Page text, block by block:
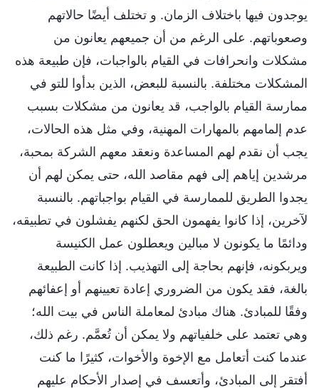
يوجدون فيها باختلاف الزمان. و تختلف أيضًا حالاتهم
وصعوباتهم. على الرغم من أن جميعهم يعانون من
مشكلات وانحرافات في القيام بالواجبات، فإن طبيعة هذه
المشكلات مختلفة. بالنسبة للبعض، الذين بدأوا للتو في
ممارسة القيام بالواجب، قد يعانون من مشكلات بسبب
عدم إلمامهم بالمهارات المهنية، وفي مثل هذه الحالات،
يجب أن نقدم لهم المساعدة ونعقد معهم الشركة بمحبة،
مرشدين إياهم إلى فهم مقاصد الله، حتى يمكن لهم أن
يجدوا الطريق للممارسة في القيام بواجباتهم. بالنسبة
لآخرين، إذا كانوا يفهمون الحق لكنهم يفشلون في تطبيقه،
ودائمًا ما يكونون لا مبالين ويعطلون عمل الكنيسة
ويربكونه، فإنهم بحاجة إلى التهذيب. إذا كانت الطبيعة
بالغة، فقد يكون من الضروري إعادة تعيينهم أو إعفائهم
وفقًا للمبادئ. هناك مبادئ لمعاملة الناس في بيت الله؛‏
وهي تعتمد على خلفياتهم ولا يمكن أن تُعمَّم. رغم ذلك،
عندما كنت أتعامل مع الإخوة والأخوات، كثيرًا ما كنت
أفتقر إلى المبادئ، وأتعسف في إصدار الأحكام عليهم